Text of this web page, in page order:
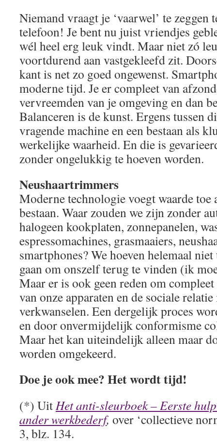
Niemand vraagt je ‘vaarwel’ te zeggen
telefoon! Je bent nu juist vriendjes
wél heel erg leuk vindt. Maar niet zó
voortdurend aan vastgekleefd zit.
kant is net zo goed ongewenst.
moderne tijd. Je er compleet van
vervreemden van je omgeving en dan
Balanceren is de kunst. Ergens tussen
vragende machine en een bestaan als
werkelijke waarheid. En die is
zonder ongelukkig te hoeven worden.
Neushaartrimmers
Moderne technologie voegt waarde toe
bestaan. Waar zouden we zijn zonder
halogeen kookplaten, zonnepanelen,
espressomachines, grasmaaiers,
smartphones? We hoeven helemaal
gaan om onszelf terug te vinden (ik
Maar er is ook geen reden om
van onze apparaten en de sociale
verkwanselen. Een dergelijk proces
en door onvermijdelijk conformisme
Maar het kan uiteindelijk alleen maar
worden omgekeerd.
Doe je ook mee? Het wordt tijd!
(*) UitHet anti-sleurboek – Eerste
ander werkbederf, over ‘collectieve
3, blz. 134.